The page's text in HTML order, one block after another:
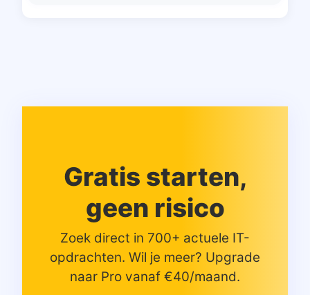
Gratis starten,
geen risico
Zoek direct in 700+ actuele IT-
opdrachten. Wil je meer? Upgrade
naar Pro vanaf €40/maand.